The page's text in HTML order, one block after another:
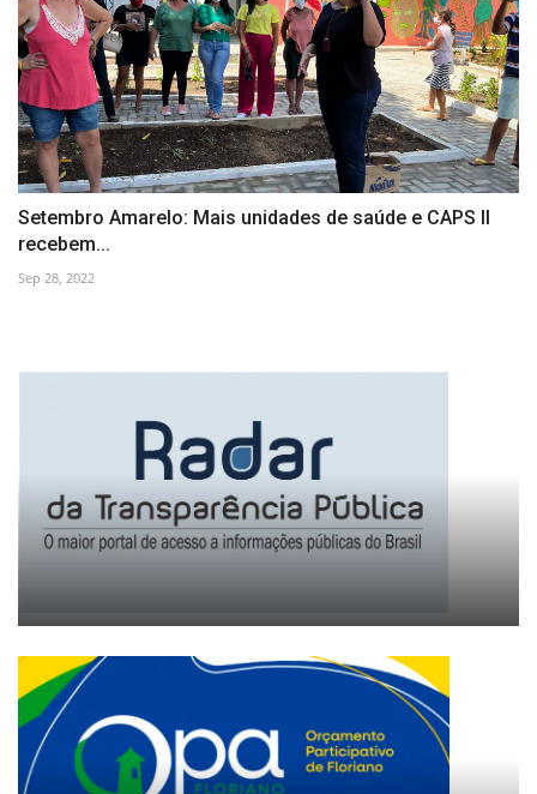
Setembro Amarelo: Mais unidades de saúde e CAPS II
recebem...
Sep 28, 2022